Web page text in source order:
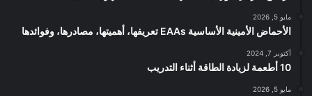
مايو 5, 2026
الأحماض الأمينية الأساسية EAAs تعريفها، أهميتها، مصادرها، وفوائدها
أكتوبر 7, 2024
10 أطعمة لزيادة الطاقة أثناء التدريب
مايو 5, 2026